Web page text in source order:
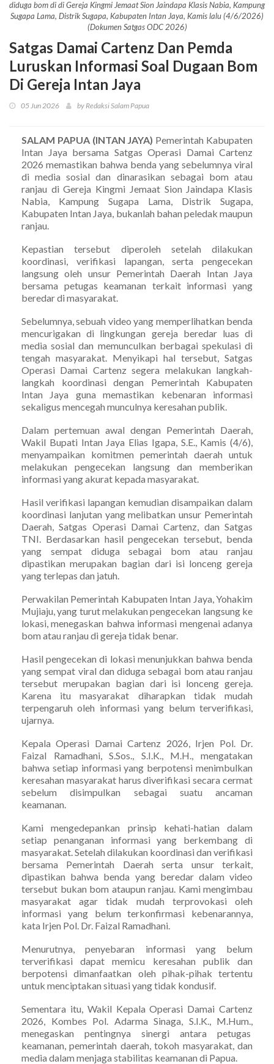
diduga bom di di Gereja Kingmi Jemaat Sion Jaindapa Klasis Nabia, Kampung
Sugapa Lama, Distrik Sugapa, Kabupaten Intan Jaya, Kamis lalu (4/6/2026)
(Dokumen Satgas ODC 2026)
Satgas Damai Cartenz Dan Pemda
Luruskan Informasi Soal Dugaan Bom
Di Gereja Intan Jaya
05 Jun 2026 by Redaksi Salam Papua
SALAM PAPUA (INTAN JAYA) Pemerintah Kabupaten
Intan Jaya bersama Satgas Operasi Damai Cartenz
2026 memastikan bahwa benda yang sebelumnya viral
di media sosial dan dinarasikan sebagai bom atau
ranjau di Gereja Kingmi Jemaat Sion Jaindapa Klasis
Nabia, Kampung Sugapa Lama, Distrik Sugapa,
Kabupaten Intan Jaya, bukanlah bahan peledak maupun
ranjau.
Kepastian tersebut diperoleh setelah dilakukan
koordinasi, verifikasi lapangan, serta pengecekan
langsung oleh unsur Pemerintah Daerah Intan Jaya
bersama petugas keamanan terkait informasi yang
beredar di masyarakat.
Sebelumnya, sebuah video yang memperlihatkan benda
mencurigakan di lingkungan gereja beredar luas di
media sosial dan memunculkan berbagai spekulasi di
tengah masyarakat. Menyikapi hal tersebut, Satgas
Operasi Damai Cartenz segera melakukan langkah-
langkah koordinasi dengan Pemerintah Kabupaten
Intan Jaya guna memastikan kebenaran informasi
sekaligus mencegah munculnya keresahan publik.
Dalam pertemuan awal dengan Pemerintah Daerah,
Wakil Bupati Intan Jaya Elias Igapa, S.E., Kamis (4/6),
menyampaikan komitmen pemerintah daerah untuk
melakukan pengecekan langsung dan memberikan
informasi yang akurat kepada masyarakat.
Hasil verifikasi lapangan kemudian disampaikan dalam
koordinasi lanjutan yang melibatkan unsur Pemerintah
Daerah, Satgas Operasi Damai Cartenz, dan Satgas
TNI. Berdasarkan hasil pengecekan tersebut, benda
yang sempat diduga sebagai bom atau ranjau
dipastikan merupakan bagian dari isi lonceng gereja
yang terlepas dan jatuh.
Perwakilan Pemerintah Kabupaten Intan Jaya, Yohakim
Mujiaju, yang turut melakukan pengecekan langsung ke
lokasi, menegaskan bahwa informasi mengenai adanya
bom atau ranjau di gereja tidak benar.
Hasil pengecekan di lokasi menunjukkan bahwa benda
yang sempat viral dan diduga sebagai bom atau ranjau
tersebut merupakan bagian dari isi lonceng gereja.
Karena itu masyarakat diharapkan tidak mudah
terpengaruh oleh informasi yang belum terverifikasi,
ujarnya.
Kepala Operasi Damai Cartenz 2026, Irjen Pol. Dr.
Faizal Ramadhani, S.Sos., S.I.K., M.H., mengatakan
bahwa setiap informasi yang berpotensi menimbulkan
keresahan masyarakat harus diverifikasi secara cermat
sebelum disimpulkan sebagai suatu ancaman
keamanan.
Kami mengedepankan prinsip kehati-hatian dalam
setiap penanganan informasi yang berkembang di
masyarakat. Setelah dilakukan koordinasi dan verifikasi
bersama Pemerintah Daerah serta unsur terkait,
dipastikan bahwa benda yang beredar dalam video
tersebut bukan bom ataupun ranjau. Kami mengimbau
masyarakat agar tidak mudah terprovokasi oleh
informasi yang belum terkonfirmasi kebenarannya,
kata Irjen Pol. Dr. Faizal Ramadhani.
Menurutnya, penyebaran informasi yang belum
terverifikasi dapat memicu keresahan publik dan
berpotensi dimanfaatkan oleh pihak-pihak tertentu
untuk menciptakan situasi yang tidak kondusif.
Sementara itu, Wakil Kepala Operasi Damai Cartenz
2026, Kombes Pol. Adarma Sinaga, S.I.K., M.Hum.,
menegaskan pentingnya sinergi antara petugas
keamanan, pemerintah daerah, tokoh masyarakat, dan
media dalam menjaga stabilitas keamanan di Papua.